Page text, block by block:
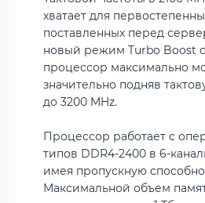
хватает для
поставленных перед
новый режим Turbo Boost
процессор максимально
значительно подняв
до 3200 MHz.
Процессор работает с
типов DDR4-2400 в 6-
имея пропускную
Максимальной объем